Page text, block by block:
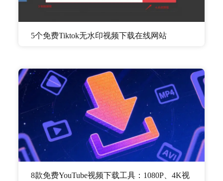
5个免费Tiktok无水印视频下载在线网站
8款免费YouTube视频下载工具：1080P、4K视